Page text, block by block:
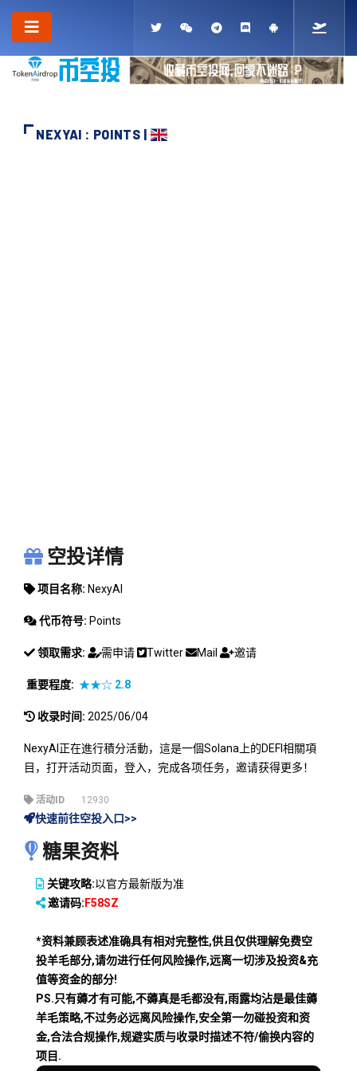
NEXYAI : POINTS |
空投详情
项目名称: NexyAI
代币符号: Points
领取需求: 需申请 Twitter Mail 邀请
重要程度: ★★☆ 2.8
收录时间: 2025/06/04
NexyAI正在進行積分活動，這是一個Solana上的DEFI相關項
目，打开活动页面，登入，完成各项任务，邀请获得更多！
活动ID 12930
快速前往空投入口>>
糖果资料
关键攻略:以官方最新版为准
邀请码: F58SZ
*资料兼顾表述准确具有相对完整性,供且仅供理解免费空
投羊毛部分,请勿进行任何风险操作,远离一切涉及投资&充
值等资金的部分!
PS.只有薅才有可能,不薅真是毛都没有,雨露均沾是最佳薅
羊毛策略,不过务必远离风险操作,安全第一勿碰投资和资
金,合法合规操作,规避实质与收录时描述不符/偷换内容的
项目.